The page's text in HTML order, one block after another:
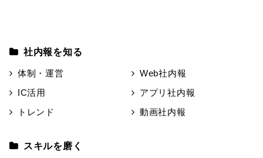
社内報を知る
体制・運営
IC活用
トレンド
Web社内報
アプリ社内報
動画社内報
スキルを磨く